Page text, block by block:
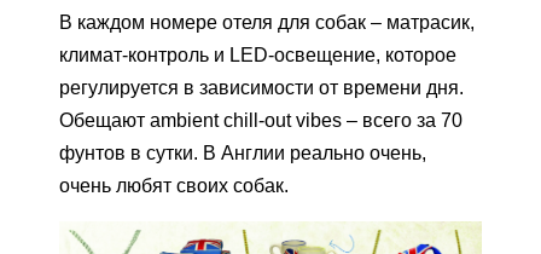
В каждом номере отеля для собак – матрасик,
климат-контроль и LED-освещение, которое
регулируется в зависимости от времени дня.
Обещают аmbient chill-out vibes – всего за 70
фунтов в сутки. В Англии реально очень,
очень любят своих собак.